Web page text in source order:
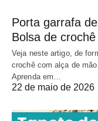
Porta garrafa
Bolsa de
Veja neste artigo, de
crochê com alça de
Aprenda em…
22 de maio de 2026